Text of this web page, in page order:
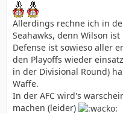
Allerdings rechne ich in
Seahawks, denn Wilson
Defense ist sowieso aller
den Playoffs wieder
in der Divisional Round)
Waffe.
In der AFC wird's
machen (leider)